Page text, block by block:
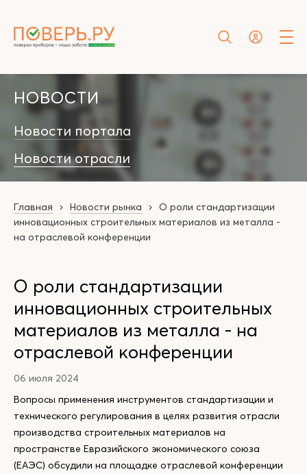
НОВОСТИ
Новости портала
Новости отрасли
Главная Новости рынка
О роли стандартизации
инновационных строительных материалов из металла -
на отраслевой конференции
О роли стандартизации
инновационных строительных
материалов из металла - на
отраслевой конференции
06 июля 2024
Вопросы применения инструментов стандартизации и
технического регулирования в целях развития отрасли
производства строительных материалов на
пространстве Евразийского экономического союза
(ЕАЭС) обсудили на площадке отраслевой конференции